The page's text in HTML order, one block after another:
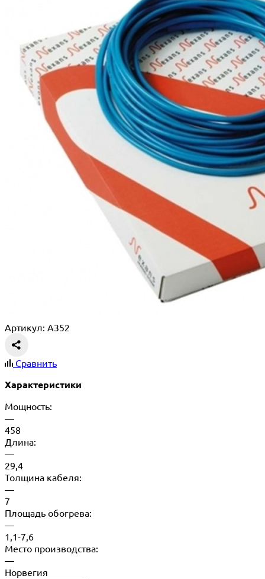
Артикул: A352
Сравнить
Характеристики
Мощность:
—
458
Длина:
—
29,4
Толщина кабеля:
—
7
Площадь обогрева:
—
1,1-7,6
Место производства:
—
Норвегия